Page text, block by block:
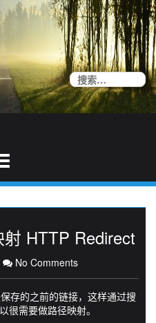
搜
HTTP Redirect
No Comments
存的之前的链接，这样通过搜
很需要做路径映射。